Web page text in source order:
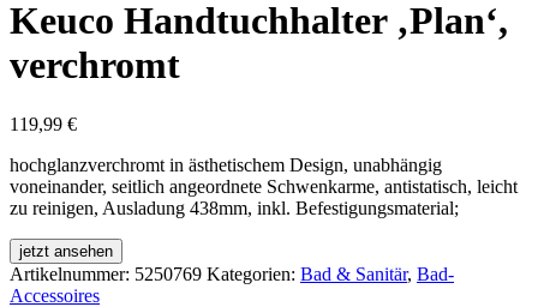
Keuco Handtuchhalter ‚Plan‘,
verchromt
119,99 €
hochglanzverchromt in ästhetischem Design, unabhängig
voneinander, seitlich angeordnete Schwenkarme, antistatisch, leicht
zu reinigen, Ausladung 438mm, inkl. Befestigungsmaterial;
jetzt ansehen
Artikelnummer: 5250769 Kategorien: Bad & Sanitär, Bad-
Accessoires